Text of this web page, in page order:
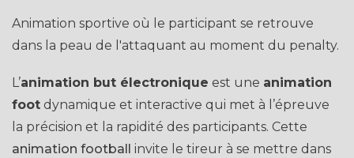
Animation sportive où le participant se retrouve
dans la peau de l'attaquant au moment du penalty.
L’animation but électronique est une animation
foot dynamique et interactive qui met à l’épreuve
la précision et la rapidité des participants. Cette
animation football
invite le tireur à se mettre dans